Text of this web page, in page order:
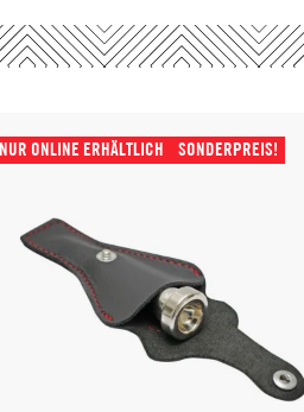
NUR ONLINE ERHÄLTLICH SONDERPREIS!